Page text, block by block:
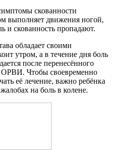
скованности
выполняет движения ногой,
и скованность пропадают.
обладает своими
утром, а в течение дня боль
после перенесённого
ОРВИ. Чтобы своевременно
её лечение, важно ребёнка
на боль в колене.